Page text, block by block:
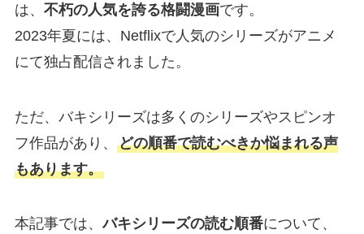
は、 不朽の人気を誇る格闘漫画です。
2023年夏には、Netflixで人気のシリーズがアニメ
にて独占配信されました。
ただ、バキシリーズは多くのシリーズやスピンオ
フ作品があり、 どの順番で読むべきか悩まれる声
もあります。
本記事では、バキシリーズの読む順番について、